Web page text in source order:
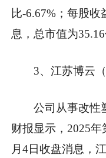
比-6.67%；每股收
息，总市值为35.16
3、江苏博云（
公司从事改性
财报显示，2025年
月4日收盘消息，